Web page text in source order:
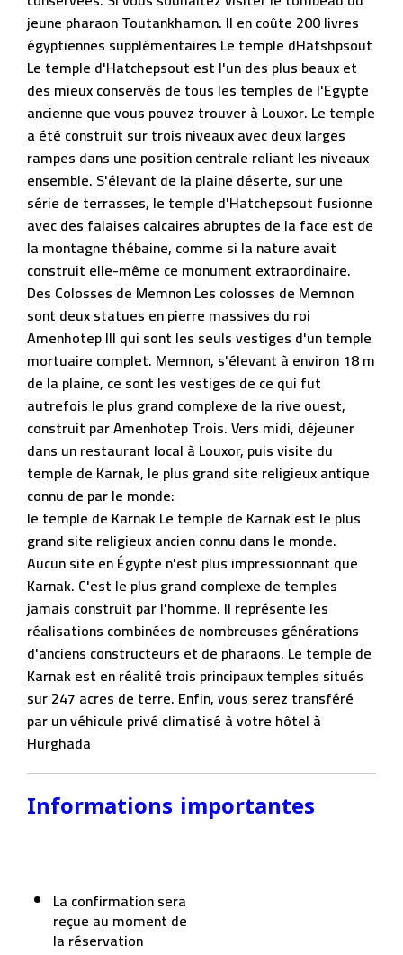
jeune pharaon Toutankhamon. Il en coûte 200 livres
égyptiennes supplémentaires Le temple dHatshpsout
Le temple d'Hatchepsout est l'un des plus beaux et
des mieux conservés de tous les temples de l'Egypte
ancienne que vous pouvez trouver à Louxor. Le temple
a été construit sur trois niveaux avec deux larges
rampes dans une position centrale reliant les niveaux
ensemble. S'élevant de la plaine déserte, sur une
série de terrasses, le temple d'Hatchepsout fusionne
avec des falaises calcaires abruptes de la face est de
la montagne thébaine, comme si la nature avait
construit elle-même ce monument extraordinaire.
Des Colosses de Memnon Les colosses de Memnon
sont deux statues en pierre massives du roi
Amenhotep III qui sont les seuls vestiges d'un temple
mortuaire complet. Memnon, s'élevant à environ 18 m
de la plaine, ce sont les vestiges de ce qui fut
autrefois le plus grand complexe de la rive ouest,
construit par Amenhotep Trois. Vers midi, déjeuner
dans un restaurant local à Louxor, puis visite du
temple de Karnak, le plus grand site religieux antique
connu de par le monde:
le temple de Karnak Le temple de Karnak est le plus
grand site religieux ancien connu dans le monde.
Aucun site en Égypte n'est plus impressionnant que
Karnak. C'est le plus grand complexe de temples
jamais construit par l'homme. Il représente les
réalisations combinées de nombreuses générations
d'anciens constructeurs et de pharaons. Le temple de
Karnak est en réalité trois principaux temples situés
sur 247 acres de terre. Enfin, vous serez transféré
par un véhicule privé climatisé à votre hôtel à
Hurghada
Informations importantes
La confirmation sera
reçue au moment de
la réservation